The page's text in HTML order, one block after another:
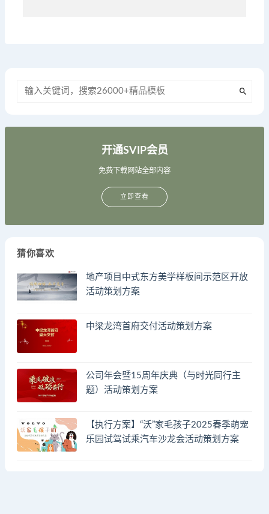
开通SVIP会员
免费下载网站全部内容
立即查看
猜你喜欢
地产项目中式东方美学样板间示范区开放
活动策划方案
中梁龙湾首府交付活动策划方案
公司年会暨15周年庆典（与时光同行主
题）活动策划方案
【执行方案】“沃”家毛孩子2025春季萌宠
乐园试驾试乘汽车沙龙会活动策划方案